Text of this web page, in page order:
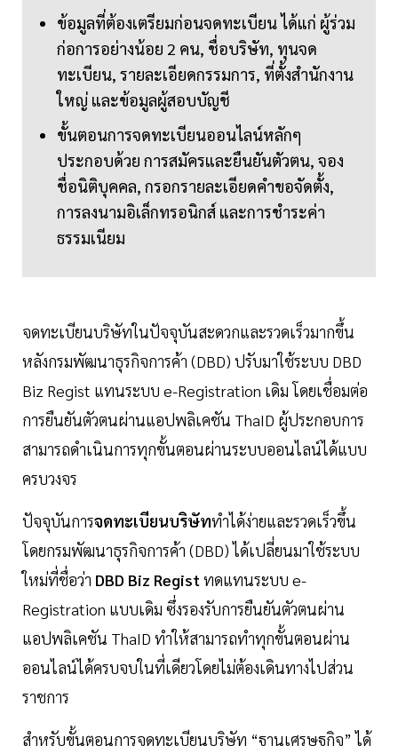
ข้อมูลที่ต้องเตรียมก่อนจดทะเบียน ได้แก่ ผู้ร่วม
ก่อการอย่างน้อย 2 คน, ชื่อบริษัท, ทุนจด
ทะเบียน, รายละเอียดกรรมการ, ที่ตั้งสำนักงาน
ใหญ่ และข้อมูลผู้สอบบัญชี
ขั้นตอนการจดทะเบียนออนไลน์หลักๆ
ประกอบด้วย การสมัครและยืนยันตัวตน, จอง
ชื่อนิติบุคคล, กรอกรายละเอียดคำขอจัดตั้ง,
การลงนามอิเล็กทรอนิกส์ และการชำระค่า
ธรรมเนียม
จดทะเบียนบริษัทในปัจจุบันสะดวกและรวดเร็วมากขึ้น
หลังกรมพัฒนาธุรกิจการค้า (DBD) ปรับมาใช้ระบบ DBD
Biz Regist แทนระบบ e-Registration เดิม โดยเชื่อมต่อ
การยืนยันตัวตนผ่านแอปพลิเคชัน ThaID ผู้ประกอบการ
สามารถดำเนินการทุกขั้นตอนผ่านระบบออนไลน์ได้แบบ
ครบวงจร
ปัจจุบันการจดทะเบียนบริษัททำได้ง่ายและรวดเร็วขึ้น
โดยกรมพัฒนาธุรกิจการค้า (DBD) ได้เปลี่ยนมาใช้ระบบ
ใหม่ที่ชื่อว่า DBD Biz Registทดแทนระบบ e-
Registration แบบเดิม ซึ่งรองรับการยืนยันตัวตนผ่าน
แอปพลิเคชัน ThaID ทำให้สามารถทำทุกขั้นตอนผ่าน
ออนไลน์ได้ครบจบในที่เดียวโดยไม่ต้องเดินทางไปส่วน
ราชการ
สำหรับขั้นตอนการจดทะเบียนบริษัท “ฐานเศรษฐกิจ” ได้